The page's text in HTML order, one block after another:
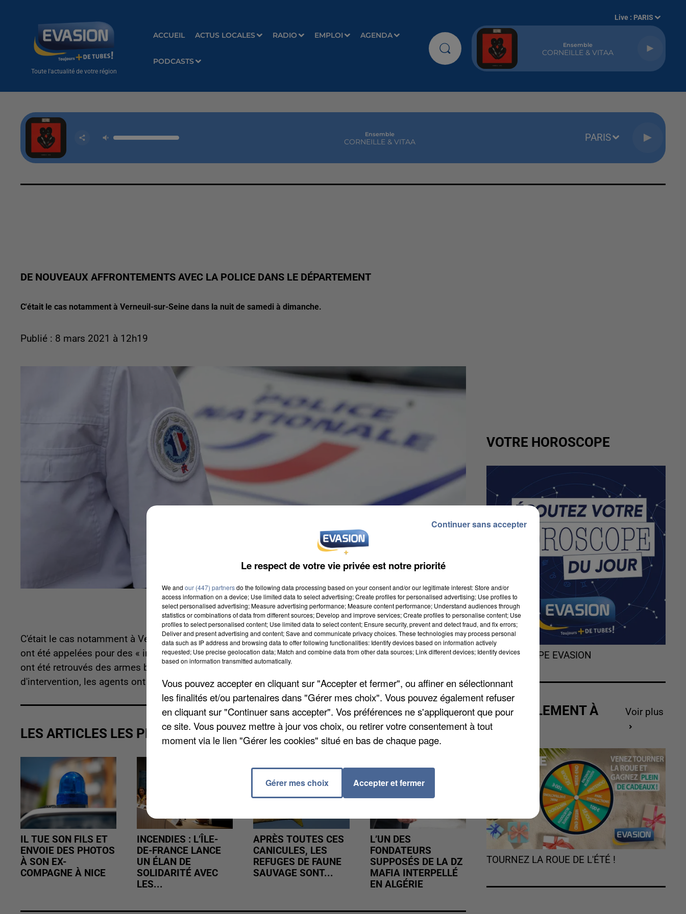
Toute l'actualité de votre région
ACCUEIL ACTUS LOCALES RADIO EMPLOI AGENDA
PODCASTS
Live : PARIS
Ensemble
CORNEILLE & VITAA
Ensemble
CORNEILLE & VITAA PARIS
DE NOUVEAUX AFFRONTEMENTS AVEC LA POLICE DANS LE DÉPARTEMENT
C'était le cas notamment à Verneuil-sur-Seine dans la nuit de samedi à dimanche.
Publié : 8 mars 2021 à 12h19
C'était le cas notamment à Verneuil-sur-Seine dans la nuit de samedi à dimanche. Les forces de l'ordre
ont été appelées pour des « individus cachant des objets dans les coffrets électriques ». Sur place,
ont été retrouvés des armes blanches mais aussi un kit pour faire des cocktails Molotov. En fin
d'intervention, les agents ont reçu des projectiles et des cailloux.
LES ARTICLES LES PLUS VUS
IL TUE SON FILS ET
ENVOIE DES PHOTOS
À SON EX-
COMPAGNE À NICE
INCENDIES : L’ÎLE-
DE-FRANCE LANCE
UN ÉLAN DE
SOLIDARITÉ AVEC
LES...
APRÈS TOUTES CES
CANICULES, LES
REFUGES DE FAUNE
SAUVAGE SONT...
L’UN DES
FONDATEURS
SUPPOSÉS DE LA DZ
MAFIA INTERPELLÉ
EN ALGÉRIE
VOTRE HOROSCOPE
L'HOROSCOPE EVASION
ACTUELLEMENT À
GAGNER
Voir plus
TOURNEZ LA ROUE DE L'ÉTÉ !
Le respect de votre vie privée est notre priorité
We and our (447) partnersdo the following data processing based on your consent and/or our legitimate interest: Store and/or
access information on a device; Use limited data to select advertising; Create profiles for personalised advertising; Use profiles to
select personalised advertising; Measure advertising performance; Measure content performance; Understand audiences through
statistics or combinations of data from different sources; Develop and improve services; Create profiles to personalise content; Use
profiles to select personalised content; Use limited data to select content; Ensure security, prevent and detect fraud, and fix errors;
Deliver and present advertising and content; Save and communicate privacy choices. These technologies may process personal
data such as IP address and browsing data to offer following functionalities: Identify devices based on information actively
requested; Use precise geolocation data; Match and combine data from other data sources; Link different devices; Identify devices
based on information transmitted automatically.
Vous pouvez accepter en cliquant sur "Accepter et fermer", ou affiner en sélectionnant
les finalités et/ou partenaires dans "Gérer mes choix". Vous pouvez également refuser
en cliquant sur "Continuer sans accepter". Vos préférences ne s'appliqueront que pour
ce site. Vous pouvez mettre à jour vos choix, ou retirer votre consentement à tout
moment via le lien "Gérer les cookies" situé en bas de chaque page.
Gérer mes choix Accepter et fermer
Continuer sans accepter